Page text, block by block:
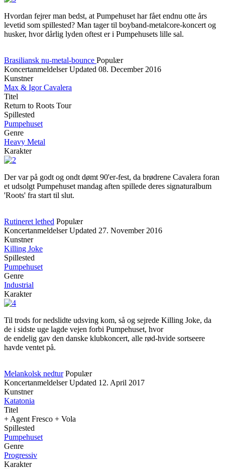
Hvordan fejrer man bedst, at Pumpehuset har fået endnu otte års
levetid som spillested? Man tager til boyband-metalcore-koncert og
husker, hvor dårlig lyden oftest er i Pumpehusets lille sal.
Brasiliansk nu-metal-bounce Populær
Koncertanmeldelser Updated 08. December 2016
Kunstner
Max & Igor Cavalera
Titel
Return to Roots Tour
Spillested
Pumpehuset
Genre
Heavy Metal
Karakter
Der var på godt og ondt dømt 90'er-fest, da brødrene Cavalera foran
et udsolgt Pumpehuset mandag aften spillede deres signaturalbum
'Roots' fra start til slut.
Rutineret lethed Populær
Koncertanmeldelser Updated 27. November 2016
Kunstner
Killing Joke
Spillested
Pumpehuset
Genre
Industrial
Karakter
Til trods for nedslidte udsving kom, så og sejrede Killing Joke, da
de i sidste uge lagde vejen forbi Pumpehuset, hvor
de endelig gav den danske klubkoncert, alle rød-hvide sortseere
havde ventet på.
Melankolsk nedtur Populær
Koncertanmeldelser Updated 12. April 2017
Kunstner
Katatonia
Titel
+ Agent Fresco + Vola
Spillested
Pumpehuset
Genre
Progressiv
Karakter